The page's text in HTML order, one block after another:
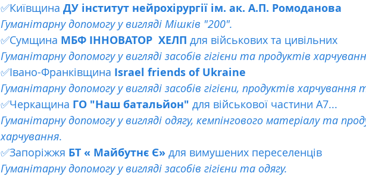
✅Київщина ДУ інститут нейрохірургії ім. ак. А.П. Ромоданова
Гуманітарну допомогу у вигляді Мішків "200".
✅Сумщина МБФ ІННОВАТОР  ХЕЛП для військових та цивільних
Гуманітарну допомогу у вигляді засобів гігієни та продуктів
✅Івано-Франківщина Israel friends of Ukraine
Гуманітарну допомогу у вигляді засобів гігієни, продуктів харчування
✅Черкащина ГО "Наш батальйон" для військової частини А7...
Гуманітарну допомогу у вигляді одягу, кемпінгового матеріалу та
харчування.
✅Запоріжжя БТ « Майбутнє Є» для вимушених переселенців
Гуманітарну допомогу у вигляді засобів гігієни та одягу.